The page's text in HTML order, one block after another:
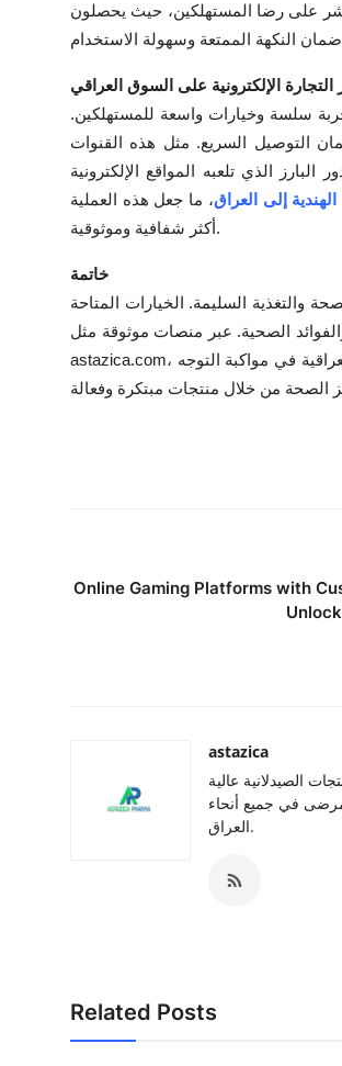
على رضا المستهلكين، حيث يحصلون
التجارة الإلكترونية على السوق العراقي
سلسة وخيارات واسعة للمستهلكين.
التوصيل السريع. مثل هذه القنوات
الذي تلعبه المواقع الإلكترونية
إلى العراق، ما جعل هذه العملية
أكثر شفافية وموثوقية.
خاتمة
والتغذية السليمة. الخيارات المتاحة
الصحية. عبر منصات موثوقة مثل
astazica.com، أصبح الحصول على هذه المكملات أكثر سهولة وموثوقية. هذه الخطوة تعزز دور الأسواق العراقية في مواكبة التوجه
Online Gaming Platforms with
astazica
الصيدلانية عالية
في جميع أنحاء
العراق.
Related Posts